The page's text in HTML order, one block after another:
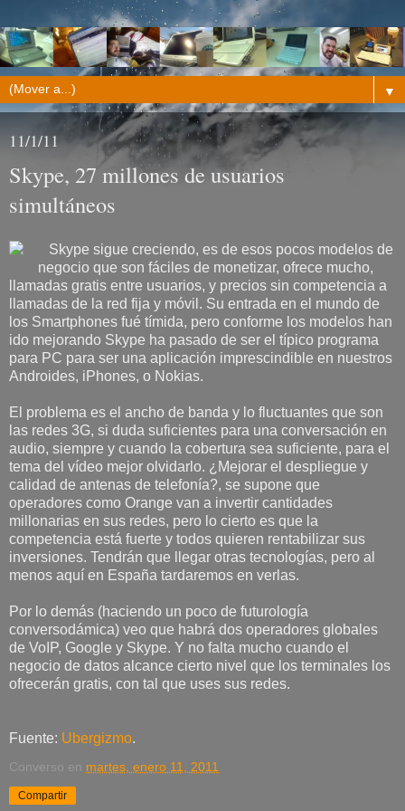
▼
11/1/11
Skype, 27 millones de usuarios
simultáneos
Skype sigue creciendo, es de esos pocos modelos de
negocio que son fáciles de monetizar, ofrece mucho,
llamadas gratis entre usuarios, y precios sin competencia a
llamadas de la red fija y móvil. Su entrada en el mundo de
los Smartphones fué tímida, pero conforme los modelos han
ido mejorando Skype ha pasado de ser el típico programa
para PC para ser una aplicación imprescindible en nuestros
Androides, iPhones, o Nokias.
El problema es el ancho de banda y lo fluctuantes que son
las redes 3G, si duda suficientes para una conversación en
audio, siempre y cuando la cobertura sea suficiente, para el
tema del vídeo mejor olvidarlo. ¿Mejorar el despliegue y
calidad de antenas de telefonía?, se supone que
operadores como Orange van a invertir cantidades
millonarias en sus redes, pero lo cierto es que la
competencia está fuerte y todos quieren rentabilizar sus
inversiones. Tendrán que llegar otras tecnologías, pero al
menos aquí en España tardaremos en verlas.
Por lo demás (haciendo un poco de futurología
conversodámica) veo que habrá dos operadores globales
de VoIP, Google y Skype. Y no falta mucho cuando el
negocio de datos alcance cierto nivel que los terminales los
ofrecerán gratis, con tal que uses sus redes.
Fuente: Ubergizmo.
Converso en martes, enero 11, 2011
Compartir